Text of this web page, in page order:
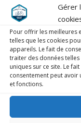
Gérer
Pour offrir les meilleures
telles que les cookies
appareils. Le fait de
traiter des données
uniques sur ce site. Le
consentement peut avoir
et fonctions.
Yvan
151
Jean
217